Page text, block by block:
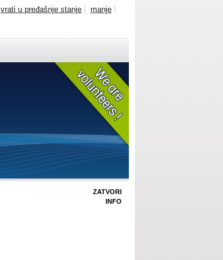
vrati u pređašnje stanje manje
ZATVORI
INFO